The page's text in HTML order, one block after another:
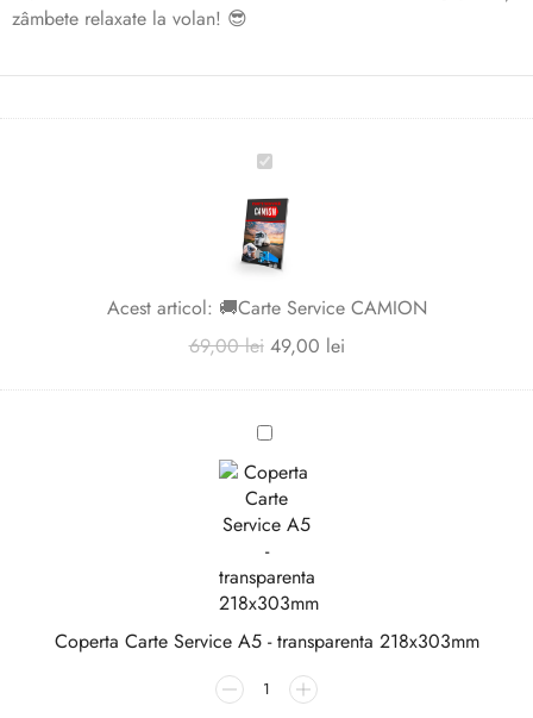
zâmbete relaxate la volan! 😎
🚚
Service
CAMION
Acest articol: 🚚Carte Service CAMION
69,00lei 49,00 lei
Coperta
Service
A5
-
218x303mm
Coperta Carte Service A5 - transparenta 218x303mm